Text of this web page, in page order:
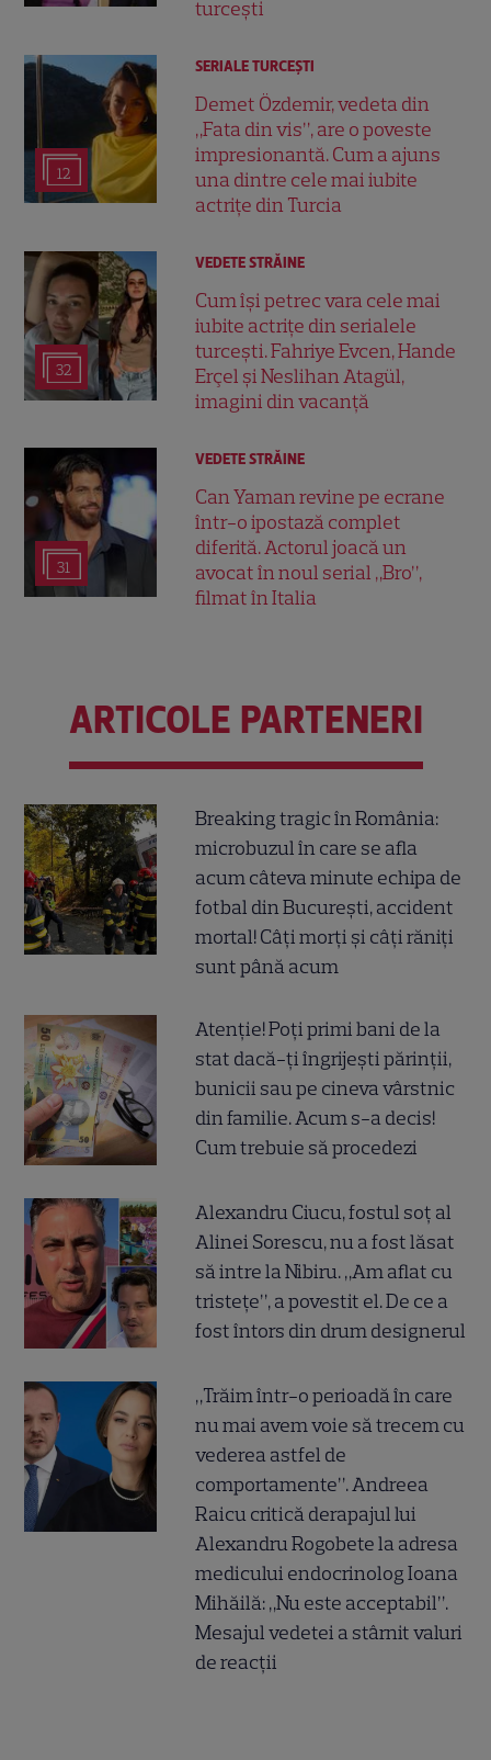
turcești
12
SERIALE TURCEŞTI
Demet Özdemir, vedeta din
„Fata din vis”, are o poveste
impresionantă. Cum a ajuns
una dintre cele mai iubite
actrițe din Turcia
32
VEDETE STRĂINE
Cum își petrec vara cele mai
iubite actrițe din serialele
turcești. Fahriye Evcen, Hande
Erçel și Neslihan Atagül,
imagini din vacanță
31
VEDETE STRĂINE
Can Yaman revine pe ecrane
într-o ipostază complet
diferită. Actorul joacă un
avocat în noul serial „Bro”,
filmat în Italia
ARTICOLE PARTENERI
Breaking tragic în România:
microbuzul în care se afla
acum câteva minute echipa de
fotbal din București, accident
mortal! Câți morți și câți răniți
sunt până acum
Atenție! Poți primi bani de la
stat dacă-ți îngrijești părinții,
bunicii sau pe cineva vârstnic
din familie. Acum s-a decis!
Cum trebuie să procedezi
Alexandru Ciucu, fostul soț al
Alinei Sorescu, nu a fost lăsat
să intre la Nibiru. „Am aflat cu
tristețe”, a povestit el. De ce a
fost întors din drum designerul
„Trăim într-o perioadă în care
nu mai avem voie să trecem cu
vederea astfel de
comportamente”. Andreea
Raicu critică derapajul lui
Alexandru Rogobete la adresa
medicului endocrinolog Ioana
Mihăilă: „Nu este acceptabil”.
Mesajul vedetei a stârnit valuri
de reacții